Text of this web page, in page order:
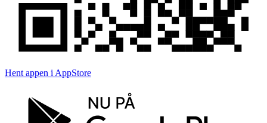
Hent appen i AppStore